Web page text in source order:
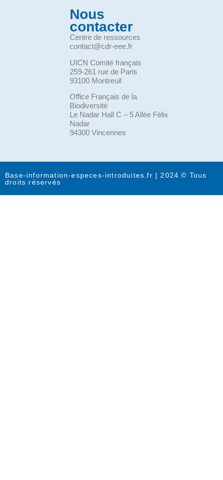
Nous
contacter
Centre de ressources
contact@cdr-eee.fr
UICN Comité français
259-261 rue de Paris
93100 Montreuil
Office Français de la
Biodiversité
Le Nadar Hall C – 5 Allée Félix
Nadar
94300 Vincennes
Base-information-especes-introduites.fr | 2024 © Tous
droits réservés